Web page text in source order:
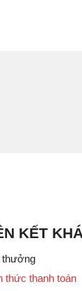
KẾT
thưởng
thức thanh toán